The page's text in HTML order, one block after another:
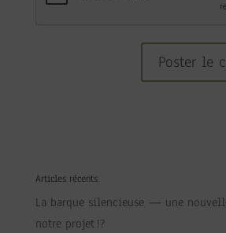
Articles récents
La barque silencieuse — une
notre projet !?